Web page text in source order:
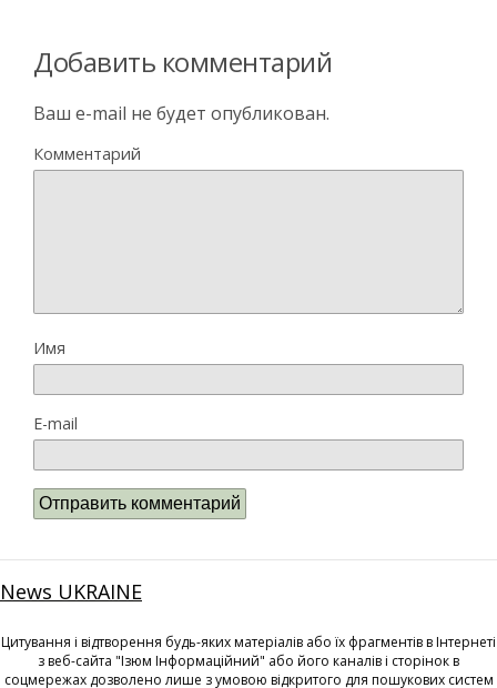
Добавить комментарий
Ваш e-mail не будет опубликован.
Комментарий
Имя
E-mail
News UKRAINE
Цитування і відтворення будь-яких матеріалів або їх фрагментів в Інтернеті
з веб-сайта "Ізюм Інформаційний" або його каналів і сторінок в
соцмережах дозволено лише з умовою відкритого для пошукових систем